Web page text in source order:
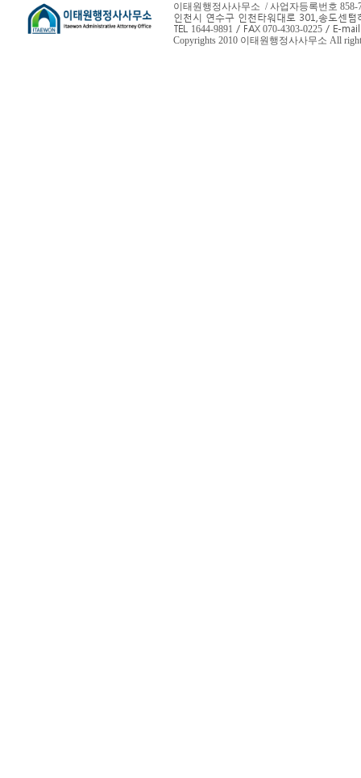
이태원행정사사무소 / 사업자등록번호 858-
인천시 연수구 인천타워대로 301,송도센텀
TEL 1644-9891 / FAX 070-4303-0225 / E-
Copyrights 2010 이태원행정사사무소 All